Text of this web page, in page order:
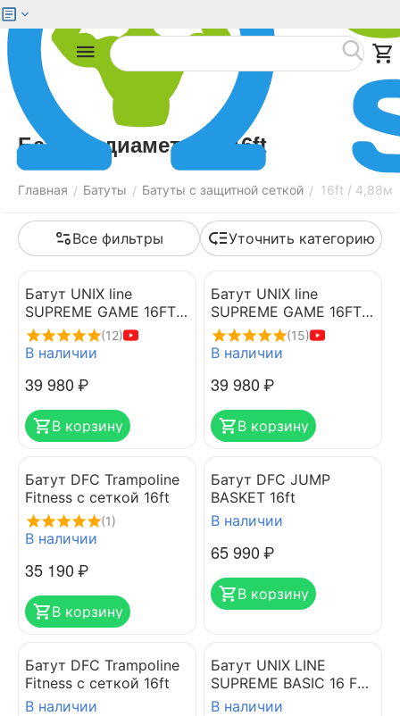
Батуты диаметром 16ft
Главная / Батуты / Батуты с защитной сеткой / 16ft / 4,88м
Все фильтры Уточнить категорию
Батут UNIX line
SUPREME GAME 16FT
(blue)
(12)
В наличии
39 980₽
В корзину
Батут UNIX line
SUPREME GAME 16FT
(green)
(15)
В наличии
39 980₽
В корзину
Батут DFC Trampoline
Fitness с сеткой 16ft
(1)
В наличии
35 190₽
В корзину
Батут DFC JUMP
BASKET 16ft
В наличии
65 990₽
В корзину
Батут DFC Trampoline
Fitness с сеткой 16ft
В наличии
Батут UNIX LINE
SUPREME BASIC 16 FT
GREEN
В наличии
Меню Найти